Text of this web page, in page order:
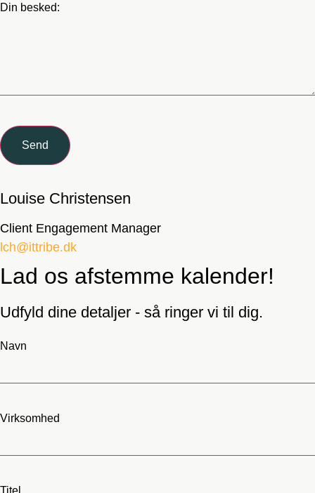
Din besked:
Send
Louise Christensen
Client Engagement Manager
lch@ittribe.dk
Lad os afstemme kalender!
Udfyld dine detaljer - så ringer vi til dig.
Navn
Virksomhed
Titel